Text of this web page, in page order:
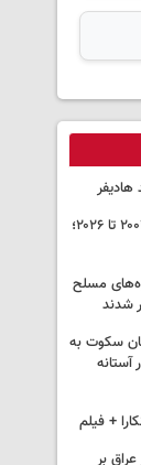
هادیفر
درآمد نفتی عراق در فاصله سال‌های ۲۰۰۴ تا ۲۰۲۶؛
مسلح
شدند
سکوت به
+ فیلم
بر